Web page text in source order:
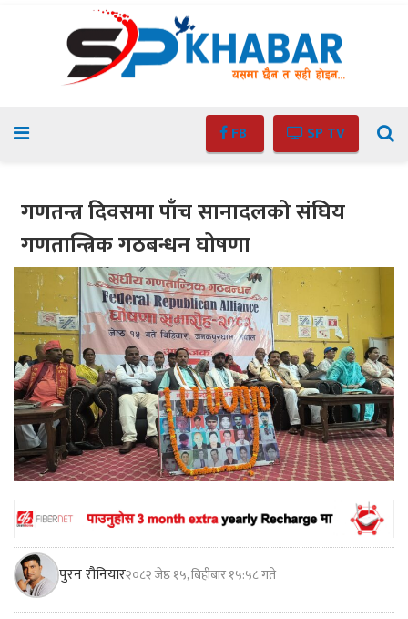
FB SP TV
गणतन्त्र दिवसमा पाँच सानादलको संघिय
गणतान्त्रिक गठबन्धन घोषणा
पुरन रौनियार२०८२ जेष्ठ १५, बिहीबार १५:५८ गते